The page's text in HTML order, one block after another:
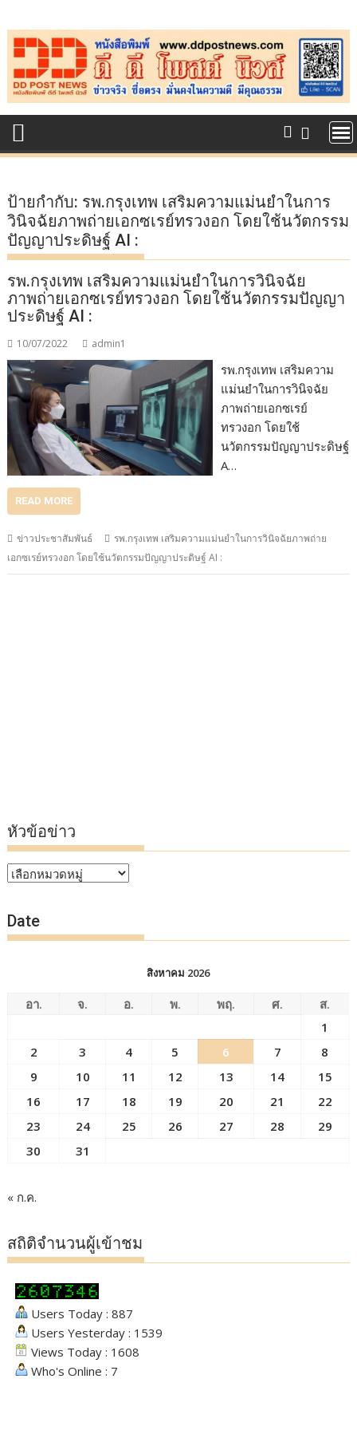
to
content
ป้ายกำกับ: รพ.กรุงเทพ เสริมความแม่นยำในการ
วินิจฉัยภาพถ่ายเอกซเรย์ทรวงอก โดยใช้นวัตกรรม
ปัญญาประดิษฐ์ AI :
รพ.กรุงเทพ เสริมความแม่นยำในการวินิจฉัย
ภาพถ่ายเอกซเรย์ทรวงอก โดยใช้นวัตกรรมปัญญา
ประดิษฐ์ AI :
10/07/2022 admin1
รพ.กรุงเทพ เสริมความ
แม่นยำในการวินิจฉัย
ภาพถ่ายเอกซเรย์
ทรวงอก โดยใช้
นวัตกรรมปัญญาประดิษฐ์
A…
READ MORE
ข่าวประชาสัมพันธ์
รพ.กรุงเทพ เสริมความแม่นยำในการวินิจฉัยภาพถ่าย
เอกซเรย์ทรวงอก โดยใช้นวัตกรรมปัญญาประดิษฐ์ AI :
หัวข้อข่าว
หัวข้อ
Date
สิงหาคม 2026
อา. จ. อ. พ. พฤ. ศ.
ส.
1
2
3 4 5 6 7
8
9
10 11 12 13 14
15
16
17 18 19 20 21
22
23
24 25 26 27 28
29
30
31
« ก.ค.
สถิติจำนวนผู้เข้าชม
Users Today : 887
Users Yesterday : 1539
Views Today : 1608
Who's Online : 7